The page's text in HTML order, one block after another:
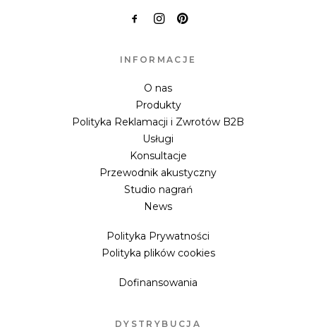
INFORMACJE
O nas
Produkty
Polityka Reklamacji i Zwrotów B2B
Usługi
Konsultacje
Przewodnik akustyczny
Studio nagrań
News
Polityka Prywatności
Polityka plików cookies
Dofinansowania
DYSTRYBUCJA